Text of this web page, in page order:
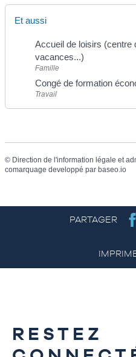
Et aussi
Accueil de loisirs (centre
vacances...)
Famille
Congé de formation
Travail
© Direction de l'information légale et
comarquage developpé par baseo.io
PARTAGER
RESTEZ